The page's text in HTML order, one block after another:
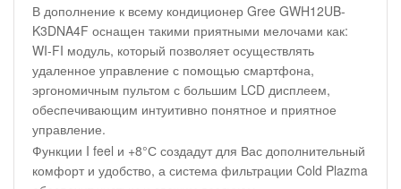
В дополнение к всему кондиционер Gree GWH12UB-
K3DNA4F оснащен такими приятными мелочами как:
WI-FI модуль, который позволяет осуществлять
удаленное управление с помощью смартфона,
эргономичным пультом с большим LCD дисплеем,
обеспечивающим интуитивно понятное и приятное
управление.
Функции I feel и +8°С создадут для Вас дополнительный
комфорт и удобство, а система фильтрации Cold Plazma